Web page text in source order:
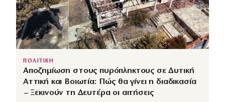
ΠΟΛΙΤΙΚΗ
Αποζημίωση στους πυρόπληκτους σε Δυτική
Αττική και Βοιωτία: Πώς θα γίνει η διαδικασία
– Ξεκινούν τη Δευτέρα οι αιτήσεις